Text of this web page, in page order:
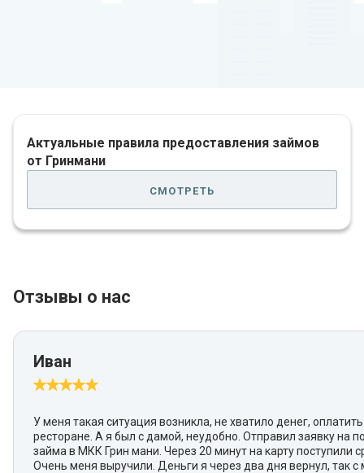
Актуальные правила предоставления займов
от Гринмани
смотреть
Отзывы о нас
Иван
У меня такая ситуация возникла, не хватило денег,
ресторане. А я был с дамой, неудобно. Отправил заявку на
займа в МКК Грин мани. Через 20 минут на карту поступили
Очень меня выручили. Деньги я через два дня вернул, так с